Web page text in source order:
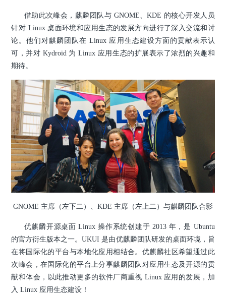
借助此次峰会，麒麟团队与 GNOME、KDE 的核心开发人员
针对 Linux 桌面环境和应用生态的发展方向进行了深入交流和讨
论。他们对麒麟团队在 Linux 应用生态建设方面的贡献表示认
可，并对 Kydroid 为 Linux 应用生态的扩展表示了浓烈的兴趣和
期待。
GNOME 主席（左下二）、KDE 主席（左上二）与麒麟团队合影
优麒麟开源桌面 Linux 操作系统创建于 2013 年，是 Ubuntu
的官方衍生版本之一。UKUI 是由优麒麟团队研发的桌面环境，旨
在将国际化的平台与本地化应用相结合。优麒麟社区希望通过此
次峰会，在国际化的平台上分享麒麟团队对应用生态及开源的贡
献和体会，以此推动更多的软件厂商重视 Linux 应用的发展，加
入 Linux 应用生态建设！